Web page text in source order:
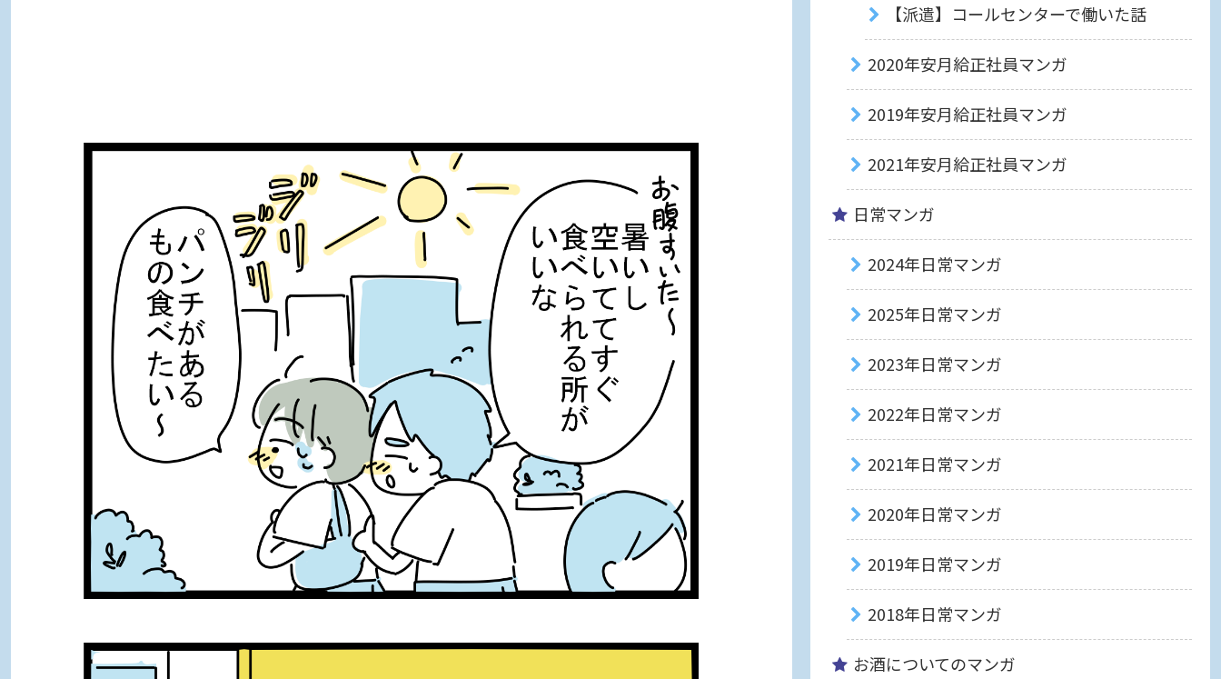
【派遣】コールセンターで働いた話
2020年安月給正社員マンガ
2019年安月給正社員マンガ
2021年安月給正社員マンガ
日常マンガ
2024年日常マンガ
2025年日常マンガ
2023年日常マンガ
2022年日常マンガ
2021年日常マンガ
2020年日常マンガ
2019年日常マンガ
2018年日常マンガ
お酒についてのマンガ